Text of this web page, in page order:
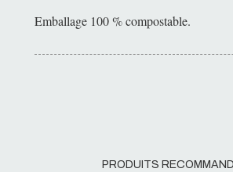
Emballage 100 % compostable.
PRODUITS